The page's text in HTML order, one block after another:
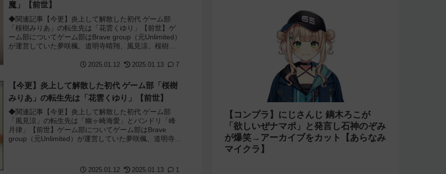
魔」【前世】
◆関連記事【今更】炎上して解散した初代 ゲーム部
「桜樹みりあ」の転生先は「花雲くゆり」【前世】ゲ
ーム部についてゲーム部はBrave group（元Unlimited）
が運営していた夢咲楓、道明寺晴翔、風見涼、桜樹み
2025.01.12 2025.01.13 7
【今更】炎上して解散した初代 ゲーム部「桜樹
みりあ」の転生先は「花雲くゆり」【前世】
◆関連記事【今更】炎上して解散した初代 ゲーム部
「風見涼」の転生先は「幽ヶ崎海愛」とバンドリ「峰
月律」【前世】ゲーム部についてゲーム部はBrave
group（元Unlimited）が運営していた夢咲楓、道明寺晴
2025.01.12 2025.01.13 1
【コンプラ】にじさんじ 鏑木ろこが
「欲しいぜナマポ」と発言し石神のぞみ
が爆笑→アーカイブをカット【あらなみ
マイクラ】